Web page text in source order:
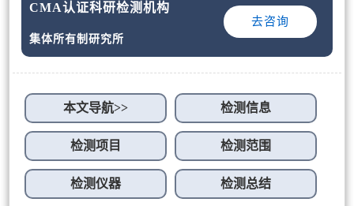
CMA认证科研检测机构
集体所有制研究所
去咨询
本文导航>> 检测信息
检测项目 检测范围
检测仪器 检测总结